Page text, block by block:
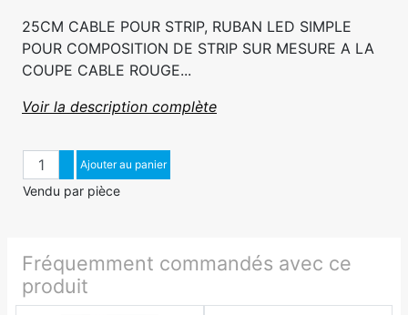
25CM CABLE POUR STRIP, RUBAN LED SIMPLE
POUR COMPOSITION DE STRIP SUR MESURE A LA
COUPE CABLE ROUGE...
Voir la description complète
QuantitéAugmenter quantité
Diminuer quantité
Ajouter au panier
Vendu par pièce
Fréquemment commandés avec ce
produit